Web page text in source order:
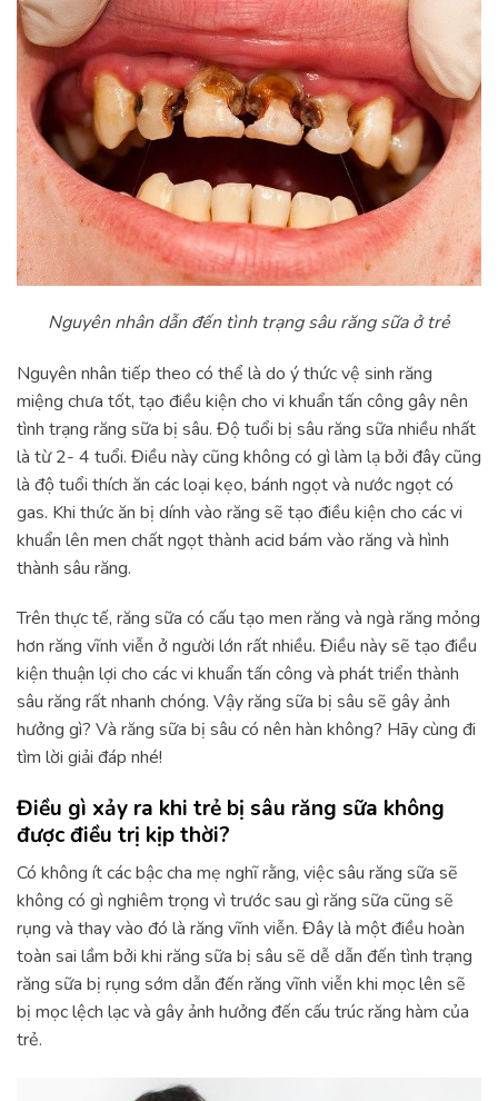
Nguyên nhân dẫn đến tình trạng sâu răng sữa ở trẻ
Nguyên nhân tiếp theo có thể là do ý thức vệ sinh răng
miệng chưa tốt, tạo điều kiện cho vi khuẩn tấn công gây nên
tình trạng răng sữa bị sâu. Độ tuổi bị sâu răng sữa nhiều nhất
là từ 2- 4 tuổi. Điều này cũng không có gì làm lạ bởi đây cũng
là độ tuổi thích ăn các loại kẹo, bánh ngọt và nước ngọt có
gas. Khi thức ăn bị dính vào răng sẽ tạo điều kiện cho các vi
khuẩn lên men chất ngọt thành acid bám vào răng và hình
thành sâu răng.
Trên thực tế, răng sữa có cấu tạo men răng và ngà răng mỏng
hơn răng vĩnh viễn ở người lớn rất nhiều. Điều này sẽ tạo điều
kiện thuận lợi cho các vi khuẩn tấn công và phát triển thành
sâu răng rất nhanh chóng. Vậy răng sữa bị sâu sẽ gây ảnh
hưởng gì? Và răng sữa bị sâu có nên hàn không? Hãy cùng đi
tìm lời giải đáp nhé!
Điều gì xảy ra khi trẻ bị sâu răng sữa không
được điều trị kịp thời?
Có không ít các bậc cha mẹ nghĩ rằng, việc sâu răng sữa sẽ
không có gì nghiêm trọng vì trước sau gì răng sữa cũng sẽ
rụng và thay vào đó là răng vĩnh viễn. Đây là một điều hoàn
toàn sai lầm bởi khi răng sữa bị sâu sẽ dễ dẫn đến tình trạng
răng sữa bị rụng sớm dẫn đến răng vĩnh viễn khi mọc lên sẽ
bị mọc lệch lạc và gây ảnh hưởng đến cấu trúc răng hàm của
trẻ.